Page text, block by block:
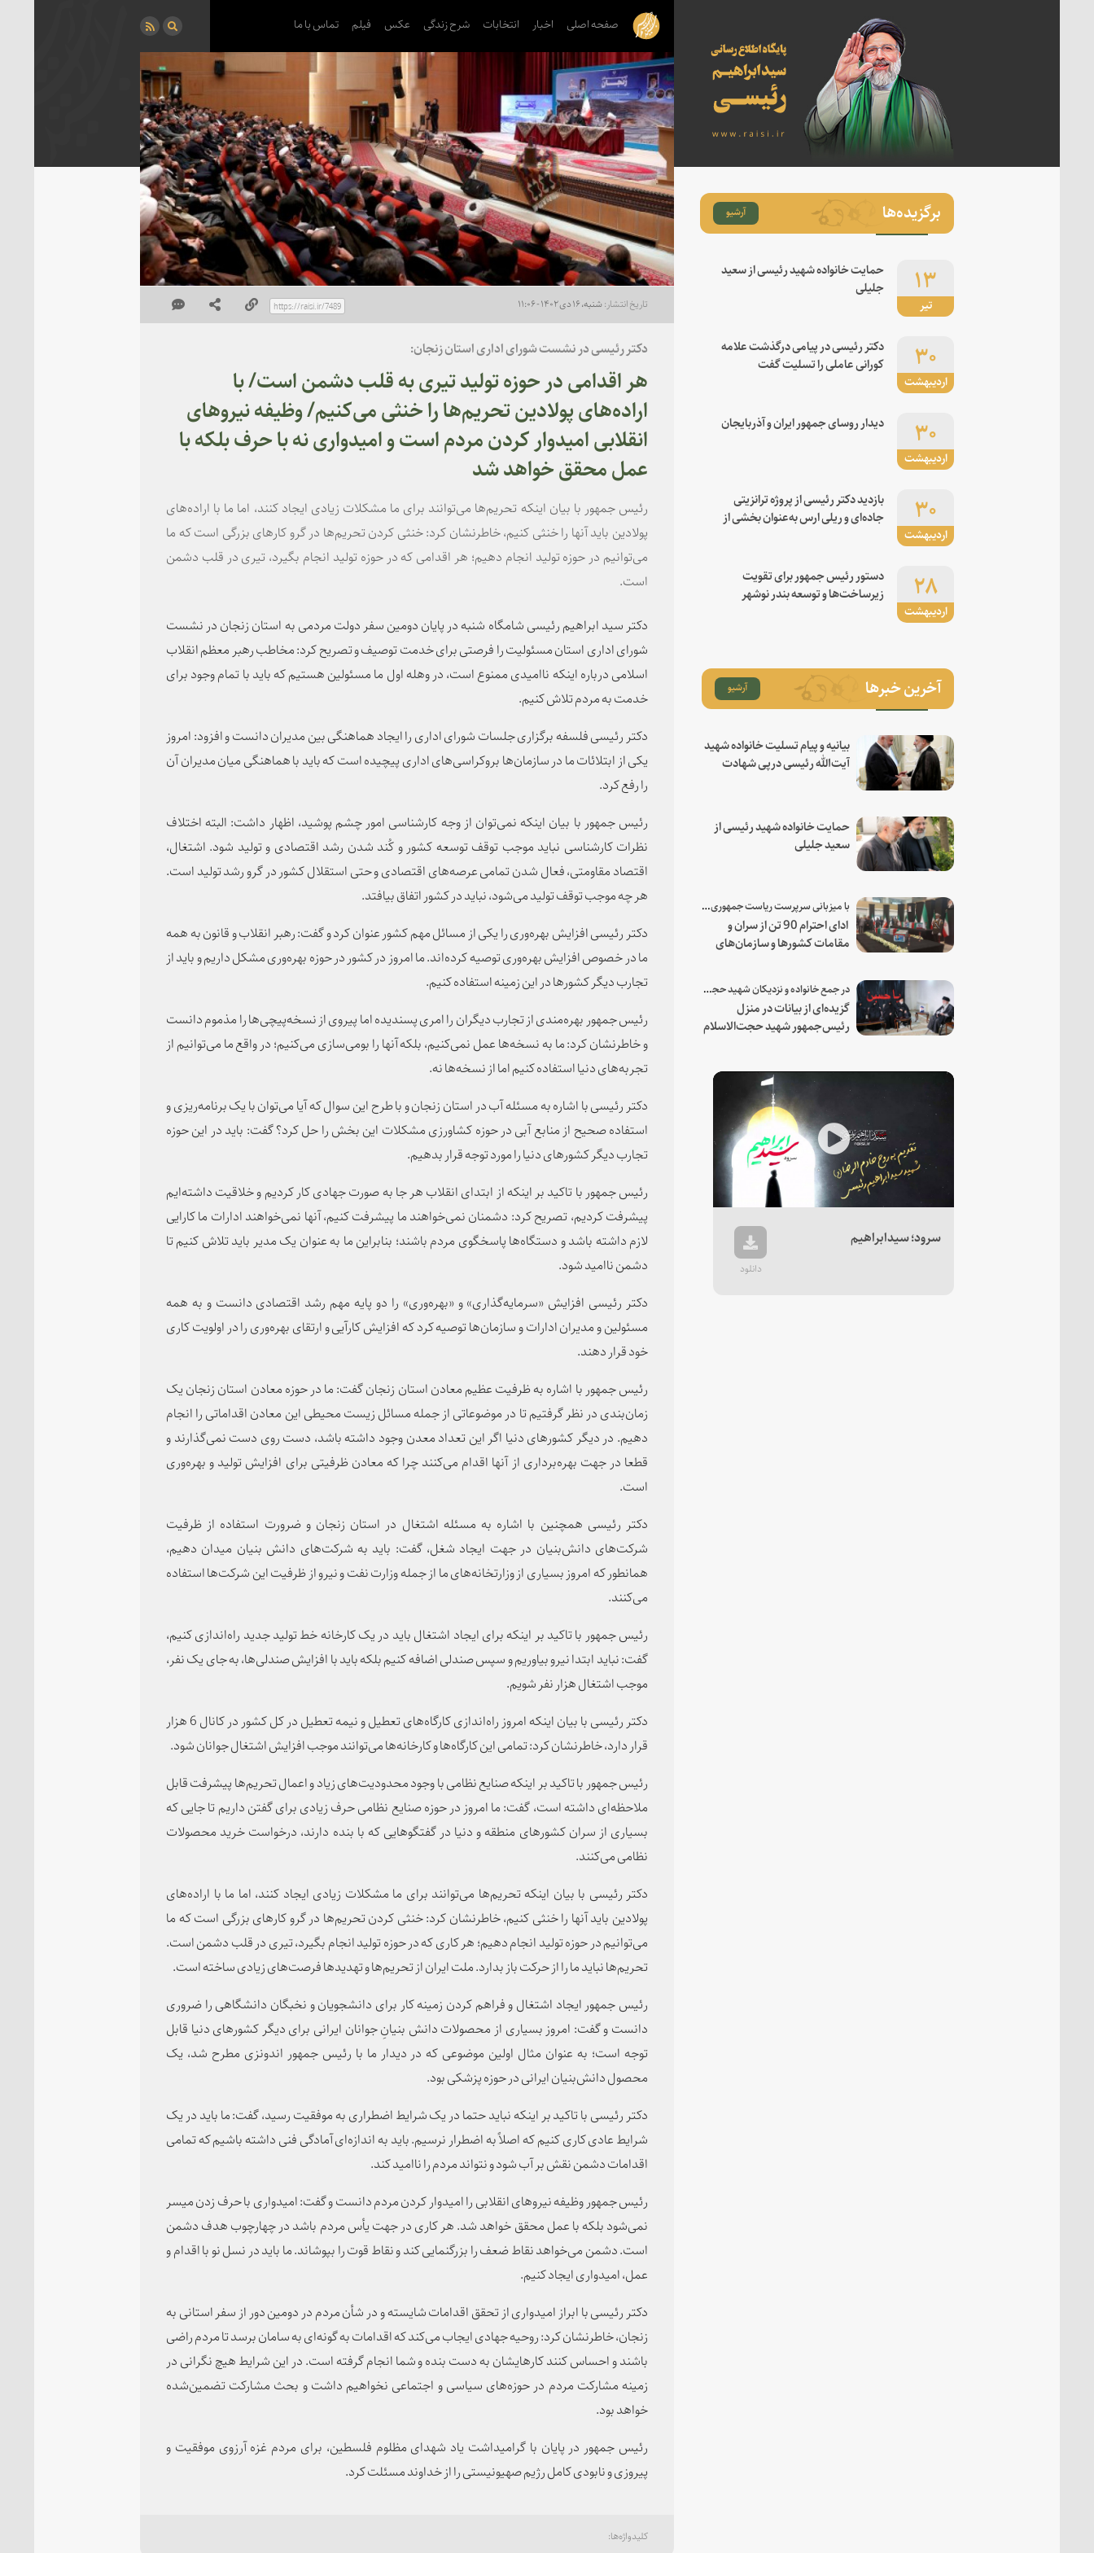
صفحه اصلی اخبار انتخابات شرح زندگی عکس فیلم تماس با ما
شنبه، ۱۶ دی ۱۴۰۲ - ۱۱:۰۶
دکتر رئیسی در نشست شورای اداری استان زنجان:
هر اقدامی در حوزه تولید تیری به قلب دشمن است/ با
اراده‌های پولادین تحریم‌ها را خنثی می‌کنیم/ وظیفه نیروهای
انقلابی امیدوار کردن مردم است و امیدواری نه با حرف بلکه با
عمل محقق خواهد شد
رئیس جمهور با بیان اینکه تحریم‌ها می‌توانند برای ما مشکلات زیادی ایجاد کنند، اما ما با اراده‌های
پولادین باید آنها را خنثی کنیم، خاطرنشان کرد: خنثی کردن تحریم‌ها در گرو کارهای بزرگی است که ما
می‌توانیم در حوزه تولید انجام دهیم؛ هر اقدامی که در حوزه تولید انجام بگیرد، تیری در قلب دشمن
است.
دکتر سید ابراهیم رئیسی شامگاه شنبه در پایان دومین سفر دولت مردمی به استان زنجان در نشست
شورای اداری استان مسئولیت را فرصتی برای خدمت توصیف و تصریح کرد: مخاطب رهبر معظم انقلاب
اسلامی درباره اینکه ناامیدی ممنوع است، در وهله اول ما مسئولین هستیم که باید با تمام وجود برای
خدمت به مردم تلاش کنیم.
دکتر رئیسی فلسفه برگزاری جلسات شورای اداری را ایجاد هماهنگی بین مدیران دانست و افزود: امروز
یکی از ابتلائات ما در سازمان‌ها بروکراسی‌های اداری پیچیده است که باید با هماهنگی میان مدیران آن
را رفع کرد.
رئیس جمهور با بیان اینکه نمی‌توان از وجه کارشناسی امور چشم پوشید، اظهار داشت: البته اختلاف
نظرات کارشناسی نباید موجب توقف توسعه کشور و کُند شدن رشد اقتصادی و تولید شود. اشتغال،
اقتصاد مقاومتی، فعال شدن تمامی عرصه‌های اقتصادی و حتی استقلال کشور در گرو رشد تولید است.
هر چه موجب توقف تولید می‌شود، نباید در کشور اتفاق بیافتد.
دکتر رئیسی افزایش بهره‌وری را یکی از مسائل مهم کشور عنوان کرد و گفت: رهبر انقلاب و قانون به همه
ما در خصوص افزایش بهره‌وری توصیه کرده‌اند. ما امروز در کشور در حوزه بهره‌وری مشکل داریم و باید از
تجارب دیگر کشورها در این زمینه استفاده کنیم.
رئیس جمهور بهره‌مندی از تجارب دیگران را امری پسندیده اما پیروی از نسخه‌پیچی‌ها را مذموم دانست
و خاطرنشان کرد: ما به نسخه‌ها عمل نمی‌کنیم، بلکه آنها را بومی‌سازی می‌کنیم؛ در واقع ما می‌توانیم از
تجربه‌های دنیا استفاده کنیم اما از نسخه‌ها نه.
دکتر رئیسی با اشاره به مسئله آب در استان زنجان و با طرح این سوال که آیا می‌توان با یک برنامه‌ریزی و
استفاده صحیح از منابع آبی در حوزه کشاورزی مشکلات این بخش را حل کرد؟ گفت: باید در این حوزه
تجارب دیگر کشورهای دنیا را مورد توجه قرار بدهیم.
رئیس جمهور با تاکید بر اینکه از ابتدای انقلاب هر جا به صورت جهادی کار کردیم و خلاقیت داشته‌ایم
پیشرفت کردیم، تصریح کرد: دشمنان نمی‌خواهند ما پیشرفت کنیم، آنها نمی‌خواهند ادارات ما کارایی
لازم داشته باشد و دستگاه‌ها پاسخگوی مردم باشند؛ بنابراین ما به عنوان یک مدیر باید تلاش کنیم تا
دشمن ناامید شود.
دکتر رئیسی افزایش «سرمایه‌گذاری» و «بهره‌وری» را دو پایه مهم رشد اقتصادی دانست و به همه
مسئولین و مدیران ادارات و سازمان‌ها توصیه کرد که افزایش کارآیی و ارتقای بهره‌وری را در اولویت کاری
خود قرار دهند.
رئیس جمهور با اشاره به ظرفیت عظیم معادن استان زنجان گفت: ما در حوزه معادن استان زنجان یک
زمان‌بندی در نظر گرفتیم تا در موضوعاتی از جمله مسائل زیست محیطی این معادن اقداماتی را انجام
دهیم. در دیگر کشورهای دنیا اگر این تعداد معدن وجود داشته باشد، دست روی دست نمی‌گذارند و
قطعا در جهت بهره‌برداری از آنها اقدام می‌کنند چرا که معادن ظرفیتی برای افزایش تولید و بهره‌وری
است.
دکتر رئیسی همچنین با اشاره به مسئله اشتغال در استان زنجان و ضرورت استفاده از ظرفیت
شرکت‌های دانش‌بنیان در جهت ایجاد شغل، گفت: باید به شرکت‌های دانش بنیان میدان دهیم،
همانطور که امروز بسیاری از وزارتخانه‌های ما از جمله وزارت نفت و نیرو از ظرفیت این شرکت‌ها استفاده
می‌کنند.
رئیس جمهور با تاکید بر اینکه برای ایجاد اشتغال باید در یک کارخانه خط تولید جدید راه‌اندازی کنیم،
گفت: نباید ابتدا نیرو بیاوریم و سپس صندلی اضافه کنیم بلکه باید با افزایش صندلی‌ها، به جای یک نفر،
موجب اشتغال هزار نفر شویم.
دکتر رئیسی با بیان اینکه امروز راه‌اندازی کارگاه‌های تعطیل و نیمه تعطیل در کل کشور در کانال 6 هزار
قرار دارد، خاطرنشان کرد: تمامی این کارگاه‌ها و کارخانه‌ها می‌توانند موجب افزایش اشتغال جوانان شود.
رئیس جمهور با تاکید بر اینکه صنایع نظامی با وجود محدودیت‌های زیاد و اعمال تحریم‌ها پیشرفت قابل
ملاحظه‌ای داشته است، گفت: ما امروز در حوزه صنایع نظامی حرف زیادی برای گفتن داریم تا جایی که
بسیاری از سران کشورهای منطقه و دنیا در گفتگوهایی که با بنده دارند، درخواست خرید محصولات
نظامی می‌کنند.
دکتر رئیسی با بیان اینکه تحریم‌ها می‌توانند برای ما مشکلات زیادی ایجاد کنند، اما ما با اراده‌های
پولادین باید آنها را خنثی کنیم، خاطرنشان کرد: خنثی کردن تحریم‌ها در گرو کارهای بزرگی است که ما
می‌توانیم در حوزه تولید انجام دهیم؛ هر کاری که در حوزه تولید انجام بگیرد، تیری در قلب دشمن است.
تحریم‌ها نباید ما را از حرکت باز بدارد. ملت ایران از تحریم‌ها و تهدیدها فرصت‌های زیادی ساخته است.
رئیس جمهور ایجاد اشتغال و فراهم کردن زمینه کار برای دانشجویان و نخبگان دانشگاهی را ضروری
دانست و گفت: امروز بسیاری از محصولات دانش بنیانِ جوانان ایرانی برای دیگر کشورهای دنیا قابل
توجه است؛ به عنوان مثال اولین موضوعی که در دیدار ما با رئیس جمهور اندونزی مطرح شد، یک
محصول دانش‌بنیان ایرانی در حوزه پزشکی بود.
دکتر رئیسی با تاکید بر اینکه نباید حتما در یک شرایط اضطراری به موفقیت رسید، گفت: ما باید در یک
شرایط عادی کاری کنیم که اصلاً به اضطرار نرسیم. باید به اندازه‌ای آمادگی فنی داشته باشیم که تمامی
اقدامات دشمن نقش بر آب شود و نتواند مردم را ناامید کند.
رئیس جمهور وظیفه نیروهای انقلابی را امیدوار کردن مردم دانست و گفت: امیدواری با حرف زدن میسر
نمی‌شود بلکه با عمل محقق خواهد شد. هر کاری در جهت یأس مردم باشد در چهارچوب هدف دشمن
است. دشمن می‌خواهد نقاط ضعف را بزرگنمایی کند و نقاط قوت را بپوشاند. ما باید در نسل نو با اقدام و
عمل، امیدواری ایجاد کنیم.
دکتر رئیسی با ابراز امیدواری از تحقق اقدامات شایسته و در شأن مردم در دومین دور از سفر استانی به
زنجان، خاطرنشان کرد: روحیه جهادی ایجاب می‌کند که اقدامات به گونه‌ای به سامان برسد تا مردم راضی
باشند و احساس کنند کارهایشان به دست بنده و شما انجام گرفته است. در این شرایط هیچ نگرانی در
زمینه مشارکت مردم در حوزه‌های سیاسی و اجتماعی نخواهیم داشت و بحث مشارکت تضمین‌شده
خواهد بود.
رئیس جمهور در پایان با گرامیداشت یاد شهدای مظلوم فلسطین، برای مردم غزه آرزوی موفقیت و
پیروزی و نابودی کامل رژیم صهیونیستی را از خداوند مسئلت کرد.
برگزیده‌ها آرشیو
تیر
۱۳
حمایت خانواده شهید رئیسی از سعید
جلیلی
اردیبهشت
۳۰
دکتر رئیسی در پیامی درگذشت علامه
کورانی عاملی را تسلیت گفت
اردیبهشت
۳۰ دیدار روسای جمهور ایران و آذربایجان
اردیبهشت
۳۰
بازدید دکتر رئیسی از پروژه ترانزیتی
جاده‌ای و ریلی ارس به‌عنوان بخشی از
اردیبهشت
۲۸
دستور رئیس جمهور برای تقویت
زیرساخت‌ها و توسعه بندر نوشهر
آخرین خبرها آرشیو
بیانیه و پیام تسلیت خانواده شهید
آیت‌الله رئیسی درپی شهادت
حمایت خانواده شهید رئیسی از
سعید جلیلی
با میزبانی سرپرست ریاست جمهوری صورت گرفت؛
ادای احترام 90 تن از سران و
مقامات کشورها و سازمان‌های
در جمع خانواده و نزدیکان شهید حجت‌الاسلام‌والمسلمین رئیسی:
گزیده‌ای از بیانات در منزل
رئیس‌جمهور شهید حجت‌الاسلام
Play
Video
سرود؛ سیدابراهیم
دانلود